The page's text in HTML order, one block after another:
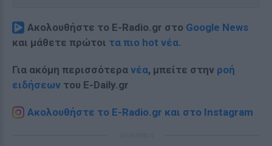
Ακολουθήστε το E-Radio.gr στο Google News
και μάθετε πρώτοι τα πιο hot νέα.
Για ακόμη περισσότερα νέα, μπείτε στην ροή
ειδήσεων του E-Daily.gr
Ακολουθήστε το E-Radio.gr και στο Instagram